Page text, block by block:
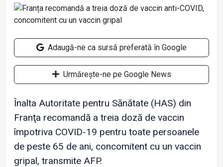
Adaugă-ne ca sursă preferată în Google
Urmărește-ne pe Google News
Înalta Autoritate pentru Sănătate (HAS) din
Franţa recomandă a treia doză de vaccin
împotriva COVID-19 pentru toate persoanele
de peste 65 de ani, concomitent cu un vaccin
gripal, transmite AFP.